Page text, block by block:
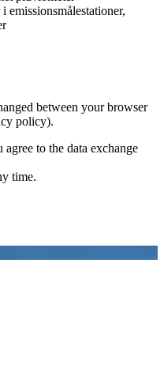
emissionsmålestationer,
between your browser
policy).
to the data exchange
time.